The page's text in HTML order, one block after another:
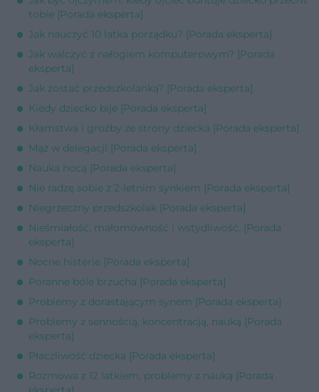
tobie [Porada eksperta]
Jak nauczyć 10 latka porządku? [Porada eksperta]
Jak walczyć z nałogiem komputerowym? [Porada
eksperta]
Jak zostać przedszkolanką? [Porada eksperta]
Kiedy dziecko bije [Porada eksperta]
Kłamstwa i groźby ze strony dziecka [Porada eksperta]
Mąż w delegacji [Porada eksperta]
Nauka nocą [Porada eksperta]
Nie radzę sobie z 2-letnim synkiem [Porada eksperta]
Niegrzeczny przedszkolak [Porada eksperta]
Nieśmiałość, małomówność i wstydliwość. [Porada
eksperta]
Nocne histerie [Porada eksperta]
Poranne bóle brzucha [Porada eksperta]
Problemy z dorastającym synem [Porada eksperta]
Problemy z sennością, koncentracją, nauką [Porada
eksperta]
Płaczliwość dziecka [Porada eksperta]
Rozmowa z 12 latkiem, problemy z nauką [Porada